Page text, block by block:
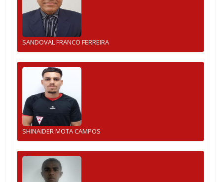
SANDOVAL FRANCO FERREIRA
SHINAIDER MOTA CAMPOS